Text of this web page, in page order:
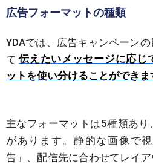
広告フォーマットの種類
YDAでは、広告キャンペーン
て 伝えたいメッセージに応じ
ットを使い分けることができま
主なフォーマットは5種類あ
があります。静的な画像で
告」、配信先に合わせてレイ